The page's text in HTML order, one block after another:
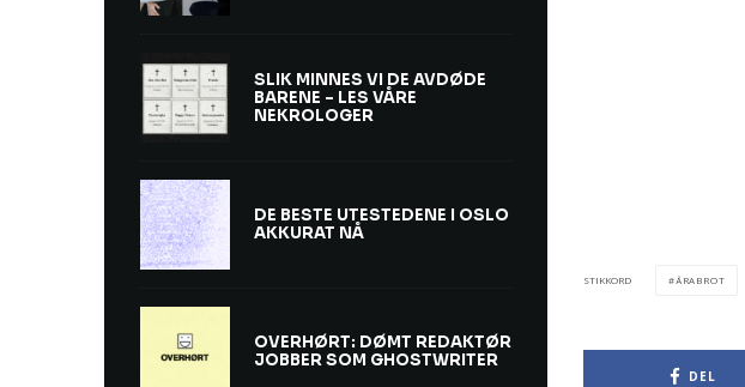
STIKKORD ÅRABROT
DEL
SLIK MINNES VI DE AVDØDE
BARENE – LES VÅRE
NEKROLOGER
DE BESTE UTESTEDENE I OSLO
AKKURAT NÅ
OVERHØRT: DØMT REDAKTØR
JOBBER SOM GHOSTWRITER